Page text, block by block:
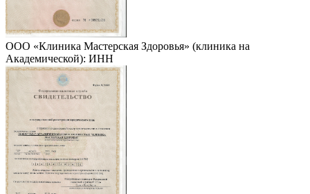
ООО «Клиника Мастерская Здоровья» (клиника на
Академической): ИНН